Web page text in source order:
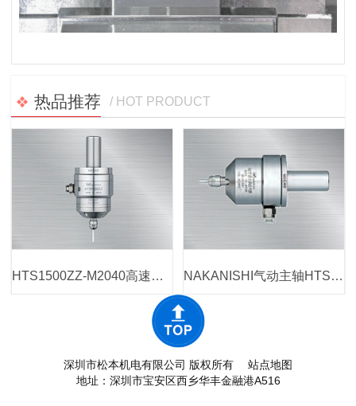
热品推荐 / HOT PRODUCT
HTS1500ZZ-M2040高速气动主轴 NAKANISHI气动主轴HTS1501S-M2040
深圳市松本机电有限公司 版权所有 站点地图
地址：深圳市宝安区西乡华丰金融港A516